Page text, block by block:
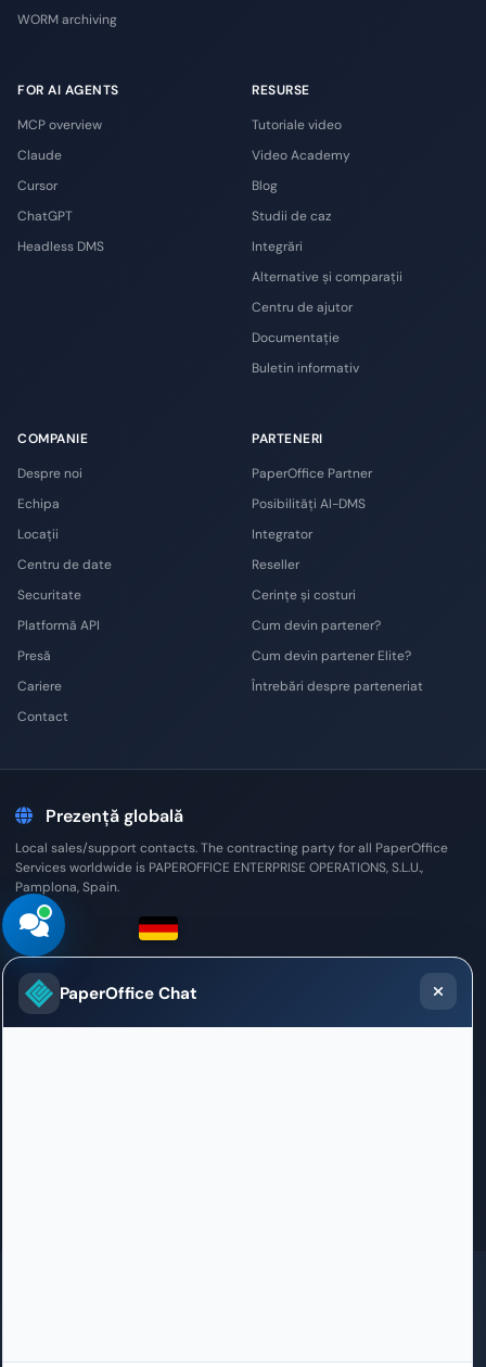
WORM archiving
FOR AI AGENTS
MCP overview
Claude
Cursor
ChatGPT
Headless DMS
RESURSE
Tutoriale video
Video Academy
Blog
Studii de caz
Integrări
Alternative și comparații
Centru de ajutor
Documentație
Buletin informativ
COMPANIE
Despre noi
Echipa
Locații
Centru de date
Securitate
Platformă API
Presă
Cariere
Contact
PARTENERI
PaperOffice Partner
Posibilități AI-DMS
Integrator
Reseller
Cerințe și costuri
Cum devin partener?
Cum devin partener Elite?
Întrebări despre parteneriat
Prezență globală
Local sales/support contacts. The contracting party for all PaperOffice
Services worldwide is PAPEROFFICE ENTERPRISE OPERATIONS, S.L.U.,
Pamplona, Spain.
PaperOffice Chat